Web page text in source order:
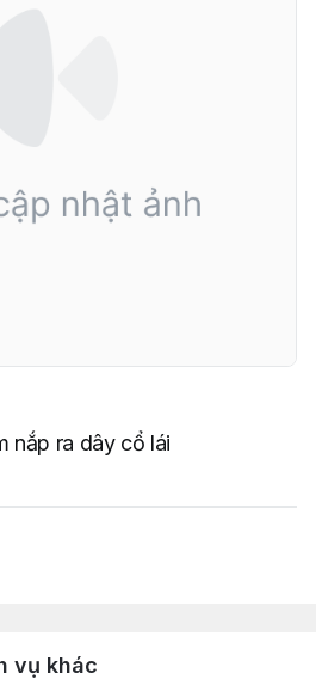
nắp ra dây cổ lái
vụ khác